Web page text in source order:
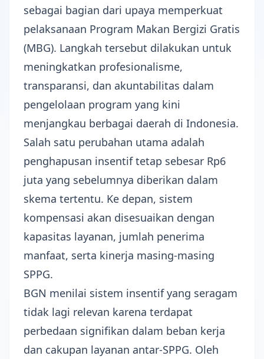
sebagai bagian dari upaya memperkuat
pelaksanaan Program Makan Bergizi Gratis
(MBG). Langkah tersebut dilakukan untuk
meningkatkan profesionalisme,
transparansi, dan akuntabilitas dalam
pengelolaan program yang kini
menjangkau berbagai daerah di Indonesia.
Salah satu perubahan utama adalah
penghapusan insentif tetap sebesar Rp6
juta yang sebelumnya diberikan dalam
skema tertentu. Ke depan, sistem
kompensasi akan disesuaikan dengan
kapasitas layanan, jumlah penerima
manfaat, serta kinerja masing-masing
SPPG.
BGN menilai sistem insentif yang seragam
tidak lagi relevan karena terdapat
perbedaan signifikan dalam beban kerja
dan cakupan layanan antar-SPPG. Oleh